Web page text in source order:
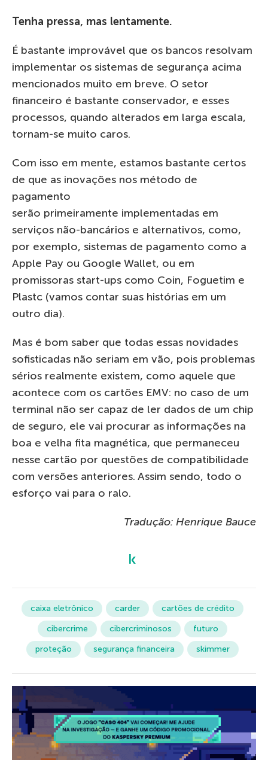
Tenha pressa, mas lentamente.
É bastante improvável que os bancos resolvam
implementar os sistemas de segurança acima
mencionados muito em breve. O setor
financeiro é bastante conservador, e esses
processos, quando alterados em larga escala,
tornam-se muito caros.
Com isso em mente, estamos bastante certos
de que as inovações nos método de
pagamento
serão primeiramente implementadas em
serviços não-bancários e alternativos, como,
por exemplo, sistemas de pagamento como a
Apple Pay ou Google Wallet, ou em
promissoras start-ups como Coin, Foguetim e
Plastc (vamos contar suas histórias em um
outro dia).
Mas é bom saber que todas essas novidades
sofisticadas não seriam em vão, pois problemas
sérios realmente existem, como aquele que
acontece com os cartões EMV: no caso de um
terminal não ser capaz de ler dados de um chip
de seguro, ele vai procurar as informações na
boa e velha fita magnética, que permaneceu
nesse cartão por questões de compatibilidade
com versões anteriores. Assim sendo, todo o
esforço vai para o ralo.
Tradução: Henrique Bauce
caixa eletrônico carder
cartões de crédito
cibercrime
cibercriminosos
futuro
proteção
segurança financeira skimmer